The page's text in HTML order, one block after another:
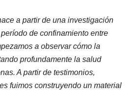
a partir de una investigación
de confinamiento entre
a observar cómo la
profundamente la salud
A partir de testimonios,
fuimos construyendo un material